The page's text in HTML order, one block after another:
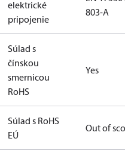
elektrické
pripojenie
803-A
Súlad s
čínskou
smernicou
RoHS
Yes
Súlad s RoHS
EÚ
Out of